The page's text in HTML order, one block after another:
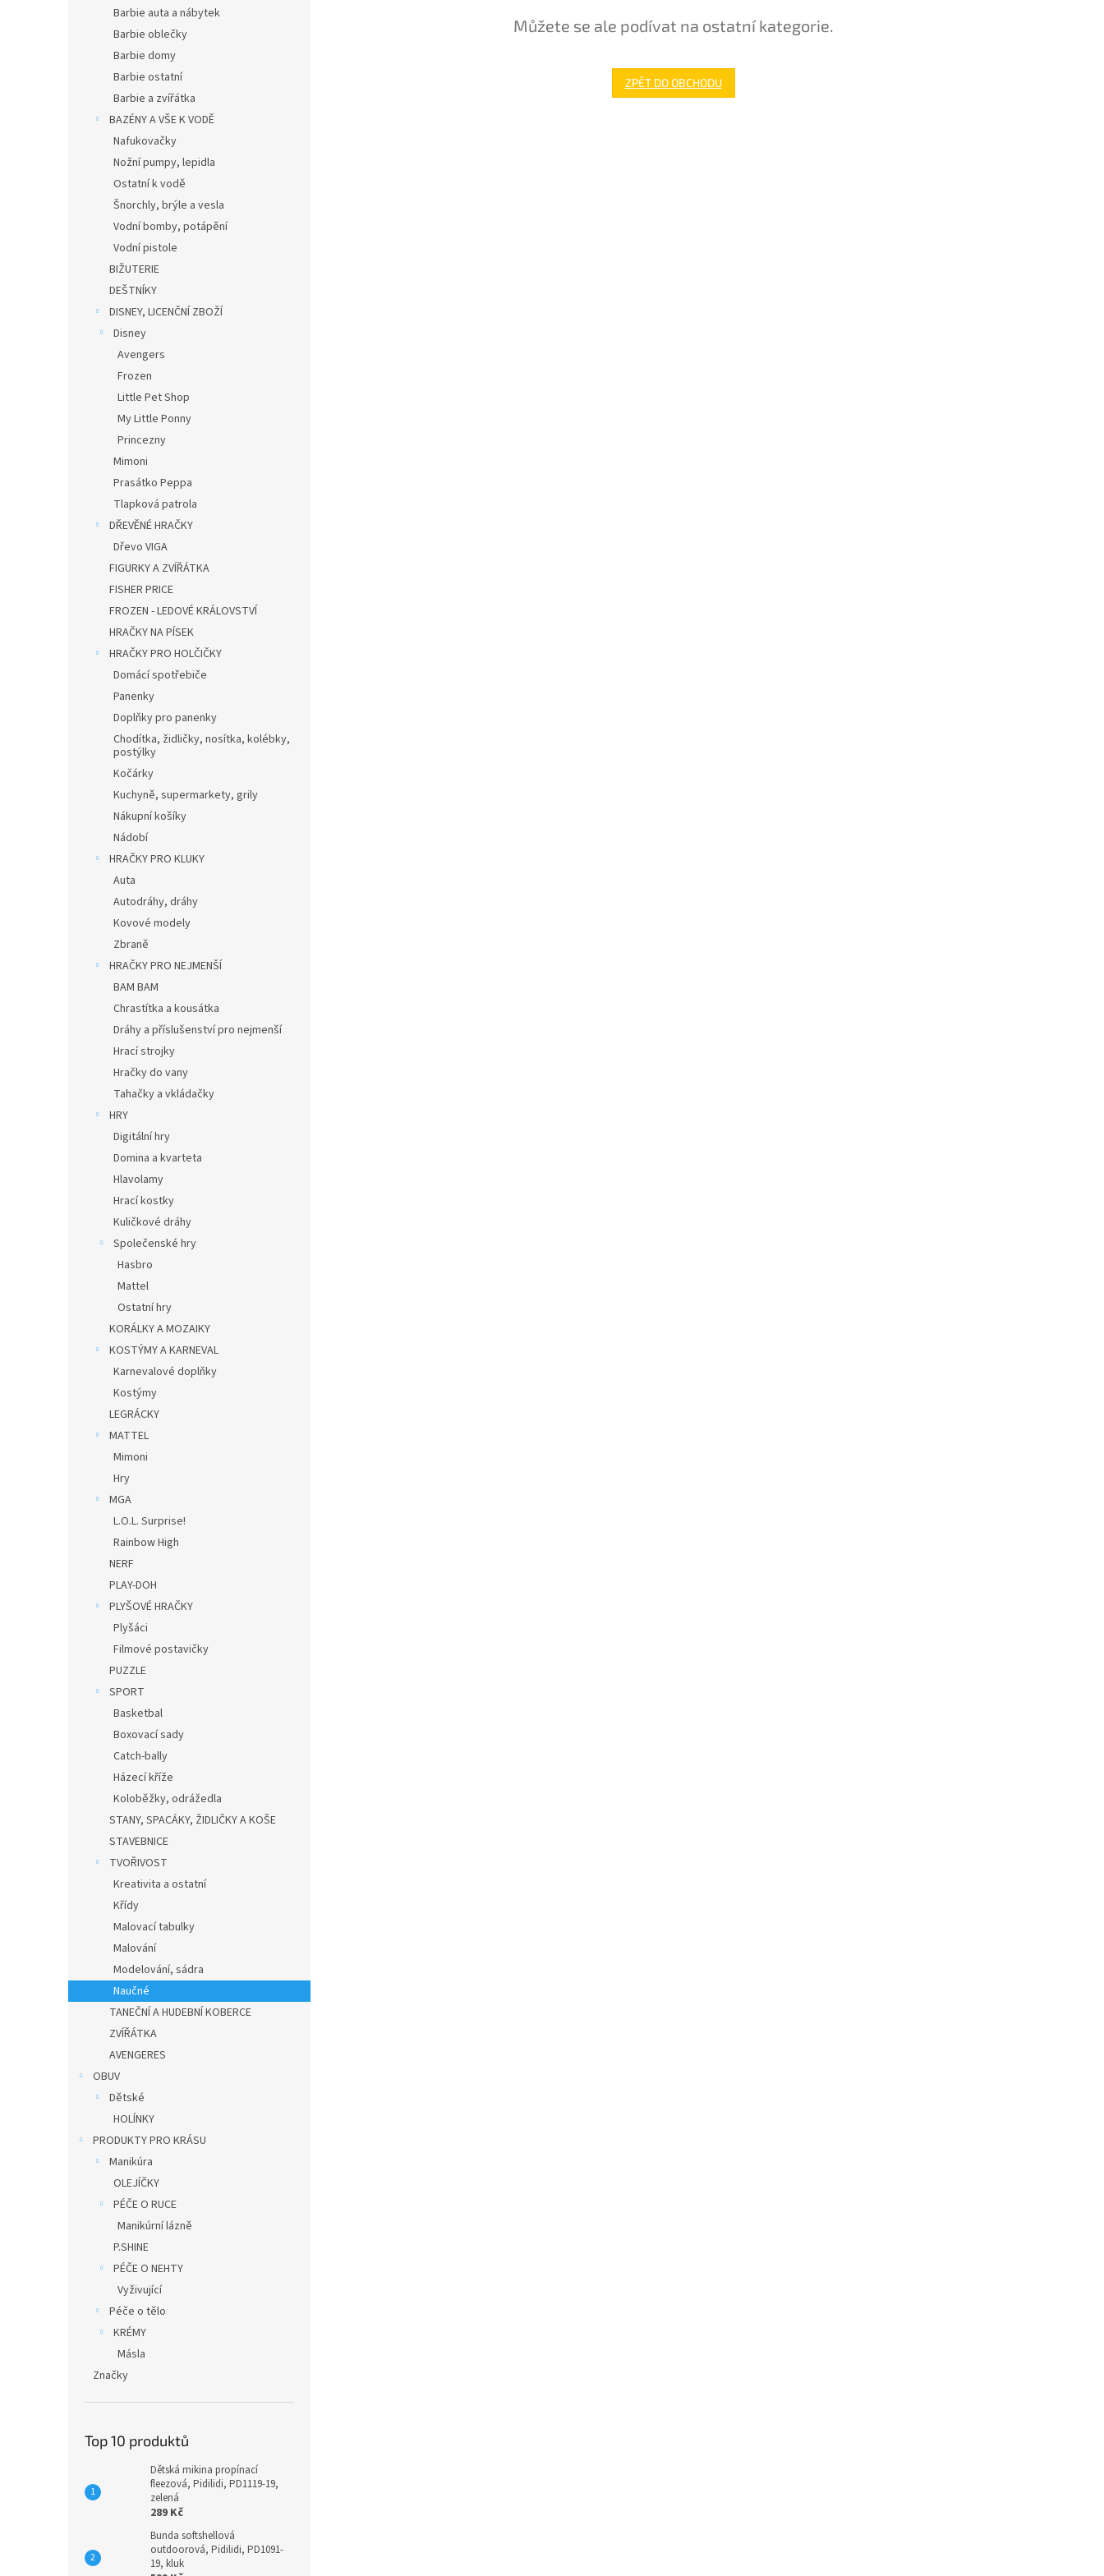
Barbie auta a nábytek
Barbie oblečky
Barbie domy
Barbie ostatní
Barbie a zvířátka
BAZÉNY A VŠE K VODĚ
Nafukovačky
Nožní pumpy, lepidla
Ostatní k vodě
Šnorchly, brýle a vesla
Vodní bomby, potápění
Vodní pistole
BIŽUTERIE
DEŠTNÍKY
DISNEY, LICENČNÍ ZBOŽÍ
Disney
Avengers
Frozen
Little Pet Shop
My Little Ponny
Princezny
Mimoni
Prasátko Peppa
Tlapková patrola
DŘEVĚNÉ HRAČKY
Dřevo VIGA
FIGURKY A ZVÍŘÁTKA
FISHER PRICE
FROZEN - LEDOVÉ KRÁLOVSTVÍ
HRAČKY NA PÍSEK
HRAČKY PRO HOLČIČKY
Domácí spotřebiče
Panenky
Doplňky pro panenky
Chodítka, židličky, nosítka, kolébky,
postýlky
Kočárky
Kuchyně, supermarkety, grily
Nákupní košíky
Nádobí
HRAČKY PRO KLUKY
Auta
Autodráhy, dráhy
Kovové modely
Zbraně
HRAČKY PRO NEJMENŠÍ
BAM BAM
Chrastítka a kousátka
Dráhy a příslušenství pro nejmenší
Hrací strojky
Hračky do vany
Tahačky a vkládačky
HRY
Digitální hry
Domina a kvarteta
Hlavolamy
Hrací kostky
Kuličkové dráhy
Společenské hry
Hasbro
Mattel
Ostatní hry
KORÁLKY A MOZAIKY
KOSTÝMY A KARNEVAL
Karnevalové doplňky
Kostýmy
LEGRÁCKY
MATTEL
Mimoni
Hry
MGA
L.O.L. Surprise!
Rainbow High
NERF
PLAY-DOH
PLYŠOVÉ HRAČKY
Plyšáci
Filmové postavičky
PUZZLE
SPORT
Basketbal
Boxovací sady
Catch-bally
Házecí kříže
Koloběžky, odrážedla
STANY, SPACÁKY, ŽIDLIČKY A KOŠE
STAVEBNICE
TVOŘIVOST
Kreativita a ostatní
Křídy
Malovací tabulky
Malování
Modelování, sádra
Naučné
TANEČNÍ A HUDEBNÍ KOBERCE
ZVÍŘÁTKA
AVENGERES
OBUV
Dětské
HOLÍNKY
PRODUKTY PRO KRÁSU
Manikúra
OLEJÍČKY
PÉČE O RUCE
Manikúrní lázně
P.SHINE
PÉČE O NEHTY
Vyživující
Péče o tělo
KRÉMY
Másla
Značky
Top 10 produktů
Dětská mikina propínací
fleezová, Pidilidi, PD1119-19,
zelená
289 Kč
Bunda softshellová
outdoorová, Pidilidi, PD1091-
19, kluk
Můžete se ale podívat na ostatní kategorie.
ZPĚT DO OBCHODU